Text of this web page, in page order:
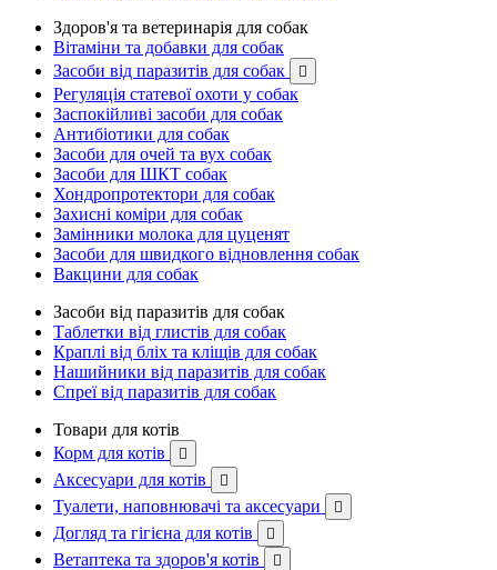
Здоров'я та ветеринарія для собак
Вітаміни та добавки для собак
Засоби від паразитів для собак

Регуляція статевої охоти у собак
Заспокійливі засоби для собак
Антибіотики для собак
Засоби для очей та вух собак
Засоби для ШКТ собак
Хондропротектори для собак
Захисні коміри для собак
Замінники молока для цуценят
Засоби для швидкого відновлення собак
Вакцини для собак
Засоби від паразитів для собак
Таблетки від глистів для собак
Краплі від бліх та кліщів для собак
Нашийники від паразитів для собак
Спреї від паразитів для собак
Товари для котів
Корм для котів

Аксесуари для котів 
Туалети, наповнювачі та аксесуари 
Догляд та гігієна для котів 
Ветаптека та здоров'я котів 